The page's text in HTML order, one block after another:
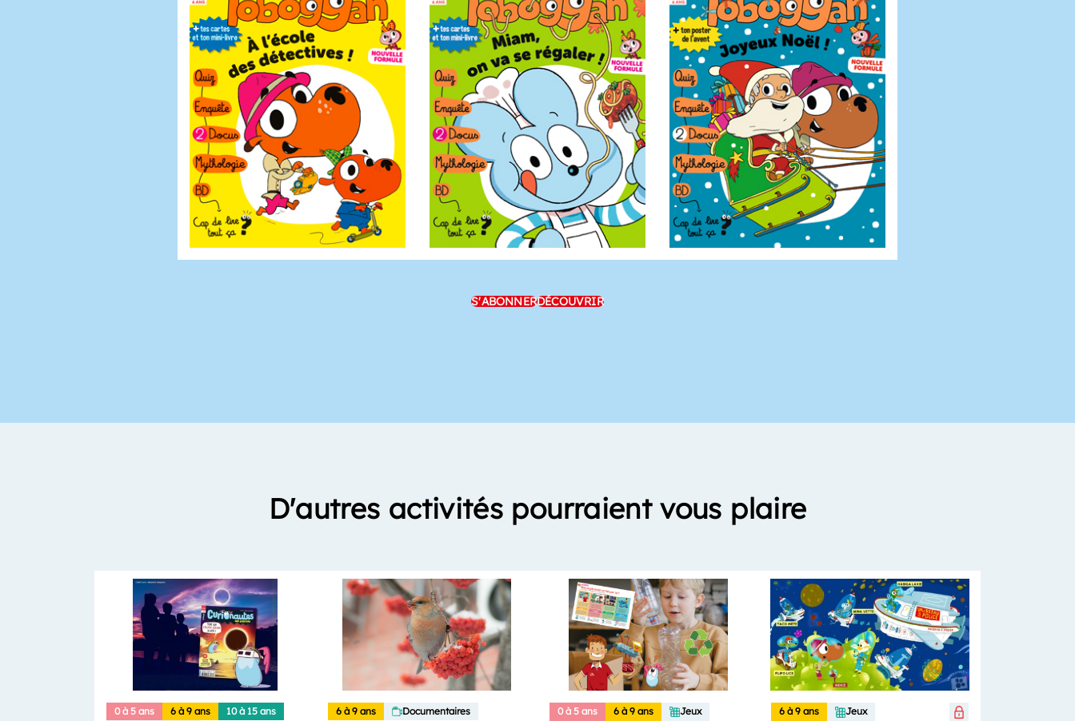
S'ABONNERDÉCOUVRIR
D'autres activités pourraient vous plaire
0 à 5 ans 6 à 9 ans
10 à 15 ans
6 à 9 ans Documentaires 0 à 5 ans 6 à 9 ans Jeux 6 à 9 ans Jeux